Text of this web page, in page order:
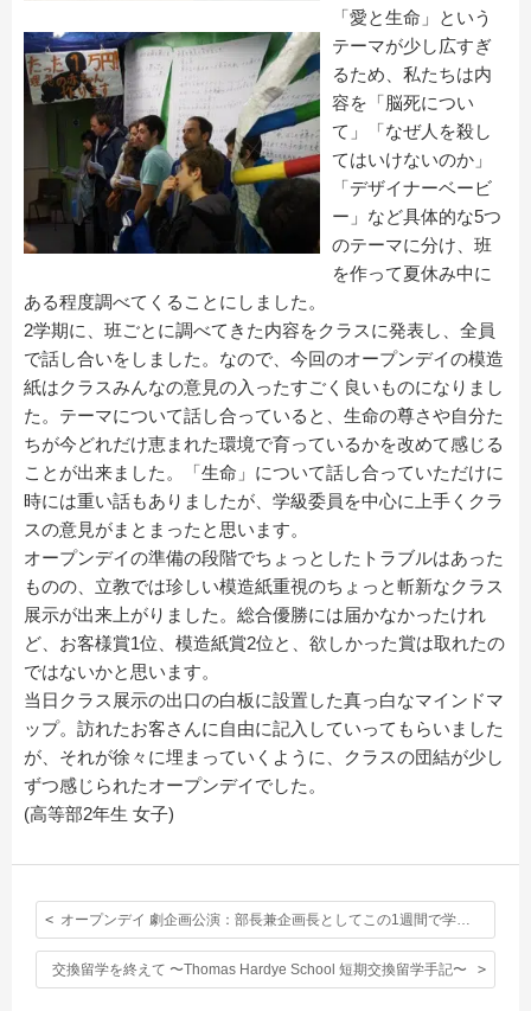
「愛と生命」という
テーマが少し広すぎ
るため、私たちは内
容を「脳死につい
て」「なぜ人を殺し
てはいけないのか」
「デザイナーベービ
ー」など具体的な5つ
のテーマに分け、班
を作って夏休み中に
ある程度調べてくることにしました。
2学期に、班ごとに調べてきた内容をクラスに発表し、全員
で話し合いをしました。なので、今回のオープンデイの模造
紙はクラスみんなの意見の入ったすごく良いものになりまし
た。テーマについて話し合っていると、生命の尊さや自分た
ちが今どれだけ恵まれた環境で育っているかを改めて感じる
ことが出来ました。「生命」について話し合っていただけに
時には重い話もありましたが、学級委員を中心に上手くクラ
スの意見がまとまったと思います。
オープンデイの準備の段階でちょっとしたトラブルはあった
ものの、立教では珍しい模造紙重視のちょっと斬新なクラス
展示が出来上がりました。総合優勝には届かなかったけれ
ど、お客様賞1位、模造紙賞2位と、欲しかった賞は取れたの
ではないかと思います。
当日クラス展示の出口の白板に設置した真っ白なマインドマ
ップ。訪れたお客さんに自由に記入していってもらいました
が、それが徐々に埋まっていくように、クラスの団結が少し
ずつ感じられたオープンデイでした。
(高等部2年生 女子)
交換留学を終えて 〜Thomas Hardye School 短期交換留学手記〜